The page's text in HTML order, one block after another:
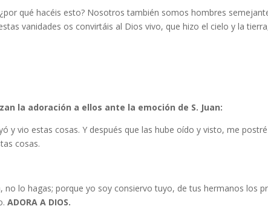
qué hacéis esto? Nosotros también somos hombres
vanidades os convirtáis al Dios vivo, que hizo el cielo y la
la adoración a ellos ante la emoción de S. Juan:
y vio estas cosas. Y después que las hube oído y visto, me
cosas.
no lo hagas; porque yo soy consiervo tuyo, de tus hermanos los
ADORA A DIOS.